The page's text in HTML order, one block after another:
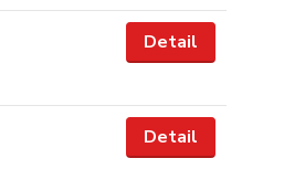
Detail
Detail